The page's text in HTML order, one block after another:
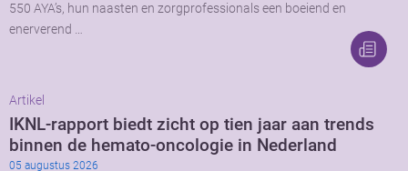
550 AYA’s, hun naasten en zorgprofessionals een boeiend en
enerverend …
Artikel
IKNL-rapport biedt zicht op tien jaar aan trends
binnen de hemato-oncologie in Nederland
05 augustus 2026